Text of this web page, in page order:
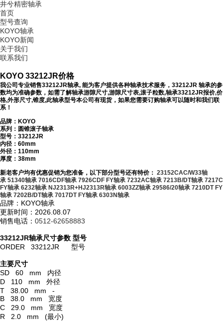
井兮精密轴承
首页
型号查询
KOYO轴承
KOYO新闻
关于我们
联系我们
KOYO 33212JR价格
我公司专业销售33212JR轴承, 能为客户提供各种轴承技术服务，33212JR 轴承的参
数均为准确参数，如需了解轴承游隙尺寸,游隙尺寸表,滚子粒数,轴承33212JR报价,价
格,外形尺寸,锥度,此轴承型号本公司有现货，如果您需要订购轴承可以随时和我们联
系！
品牌：KOYO
系列：圆锥滚子轴承
型号： 33212JR
内径：60mm
外径：110mm
厚度：38mm
新老客户均有优惠促销为您准备，以下部分型号还有特价： 23152CAC/W33轴
承 51340轴承 7016CDF轴承 7926CDF FY轴承 7232AC轴承 7213B/DT轴承 7217C
FY轴承 6232轴承 NJ2313R+HJ2313R轴承 6003ZZ轴承 29586/20轴承 7210DT FY
轴承 7202B/DT轴承 7017DT FY轴承 6303N轴承
品牌：KOYO轴承
更新时间：2026.08.07
销售电话： 0512-62658883
33212JR轴承尺寸参数 型号
ORDER 33212JR 型号
主要尺寸
SD 60 mm 内径
D 110 mm 外径
T 38.00 mm -
B 38.0 mm 宽度
C 29.0 mm 宽度
R 2.0 mm (最小)